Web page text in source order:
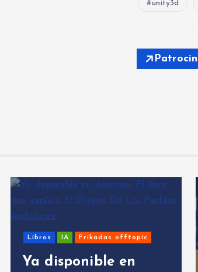
unity3d
Libros IA Frikadas offtopic
Ya disponible en